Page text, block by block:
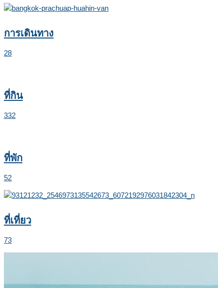
การเดินทาง
28
ที่กิน
332
ที่พัก
52
ที่เที่ยว
73